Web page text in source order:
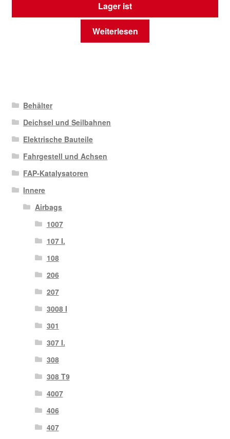
Lager ist
Weiterlesen
Behälter
Deichsel und Seilbahnen
Elektrische Bauteile
Fahrgestell und Achsen
FAP-Katalysatoren
Innere
Airbags
1007
107 I.
108
206
207
3008 I
301
307 I.
308
308 T9
4007
406
407